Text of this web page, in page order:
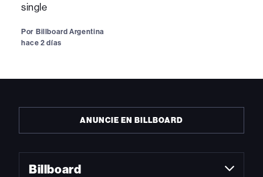
single
Por Billboard Argentina
hace 2 días
ANUNCIE EN BILLBOARD
Billboard